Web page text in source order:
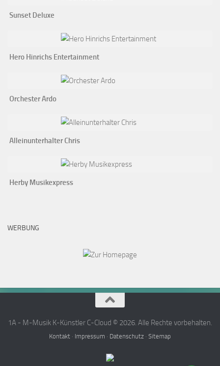
Sunset Deluxe
Hero Hinrichs Entertainment
Orchester Ardo
Alleinunterhalter Chris
Herby Musikexpress
WERBUNG
1A - M-Musik K-Künstler C-Cloud © 2026. Alle Rechte vorbehalten.
Kontakt · Impressum · Datenschutz · Sitemap